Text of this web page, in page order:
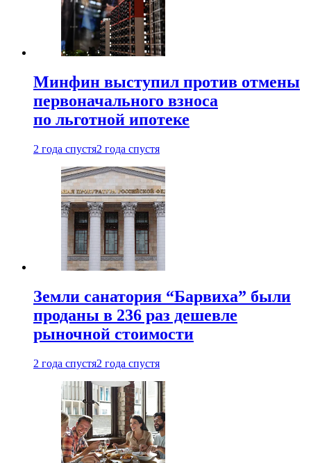
Минфин выступил против отмены
первоначального взноса
по льготной ипотеке
2 года спустя2 года спустя
Земли санатория “Барвиха” были
проданы в 236 раз дешевле
рыночной стоимости
2 года спустя2 года спустя